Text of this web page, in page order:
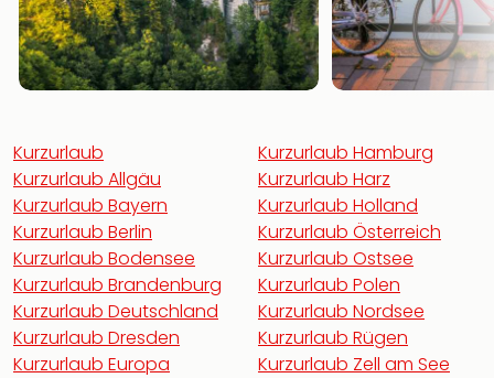
Kurzurlaub
Kurzurlaub Allgäu
Kurzurlaub Bayern
Kurzurlaub Berlin
Kurzurlaub Bodensee
Kurzurlaub Brandenburg
Kurzurlaub Deutschland
Kurzurlaub Dresden
Kurzurlaub Europa
Kurzurlaub Hamburg
Kurzurlaub Harz
Kurzurlaub Holland
Kurzurlaub Österreich
Kurzurlaub Ostsee
Kurzurlaub Polen
Kurzurlaub Nordsee
Kurzurlaub Rügen
Kurzurlaub Zell am See